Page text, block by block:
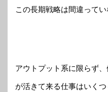
この長期戦略は間違って
アウトプット系に限らず
が活きて来る仕事はいくつ